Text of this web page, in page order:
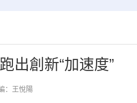
出創新“加速度”
：王悅陽